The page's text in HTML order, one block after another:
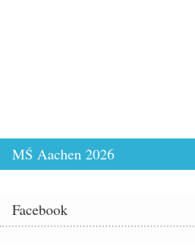
MŚ Aachen 2026
Facebook